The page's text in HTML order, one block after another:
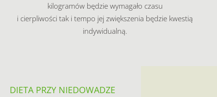
kilogramów będzie wymagało czasu
i cierpliwości tak i tempo jej zwiększenia będzie kwestią
indywidualną.
DIETA PRZY NIEDOWADZE